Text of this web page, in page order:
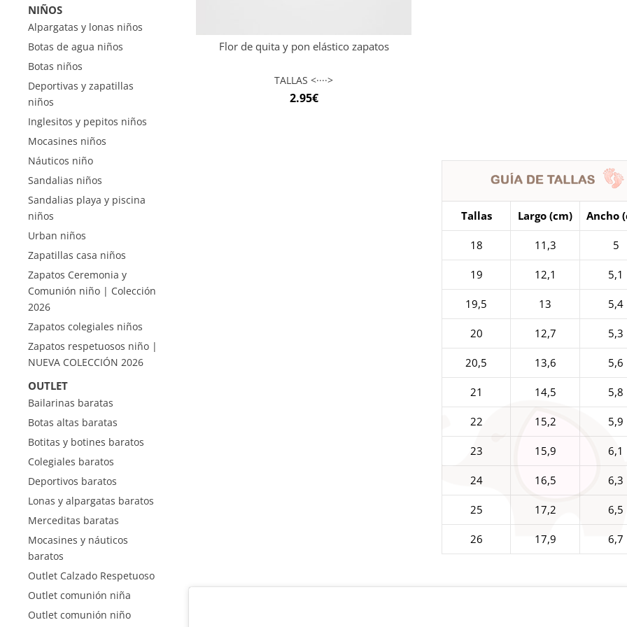
Flor de quita y pon elástico zapatos
TALLAS <····>
2.95€
Tallas Largo (cm) Ancho
18 11,3 5
19 12,1 5,1
19,5 13 5,4
20 12,7 5,3
20,5 13,6 5,6
21 14,5 5,8
22 15,2 5,9
23 15,9 6,1
24 16,5 6,3
25 17,2 6,5
26 17,9 6,7
NIÑOS
Alpargatas y lonas niños
Botas de agua niños
Botas niños
Deportivas y zapatillas
niños
Inglesitos y pepitos niños
Mocasines niños
Náuticos niño
Sandalias niños
Sandalias playa y piscina
niños
Urban niños
Zapatillas casa niños
Zapatos Ceremonia y
Comunión niño | Colección
2026
Zapatos colegiales niños
Zapatos respetuosos niño |
NUEVA COLECCIÓN 2026
OUTLET
Bailarinas baratas
Botas altas baratas
Botitas y botines baratos
Colegiales baratos
Deportivos baratos
Lonas y alpargatas baratos
Merceditas baratas
Mocasines y náuticos
baratos
Outlet Calzado Respetuoso
Outlet comunión niña
Outlet comunión niño